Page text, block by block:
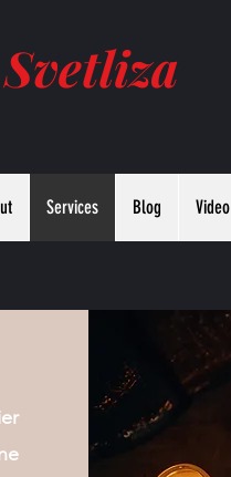
Svetliza
Services Blog Video